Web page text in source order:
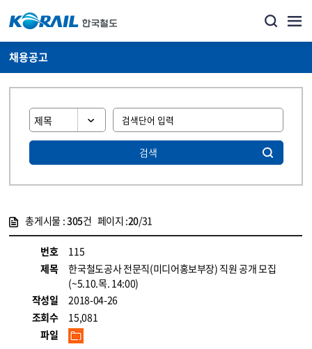
채용공고
검색
총게시물 :305건 페이지 :20/31
번호
115
제목
한국철도공사 전문직(미디어홍보부장) 직원 공개 모집
(~5.10.목. 14:00)
작성일
2018-04-26
조회수
15,081
파일